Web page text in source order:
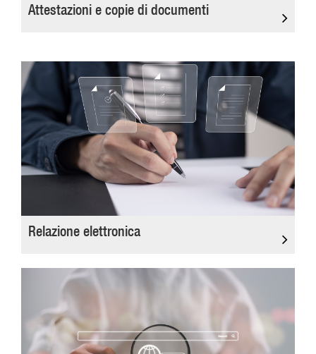
Attestazioni e copie di documenti
Relazione elettronica